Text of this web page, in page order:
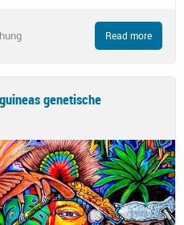
Read more
genetische